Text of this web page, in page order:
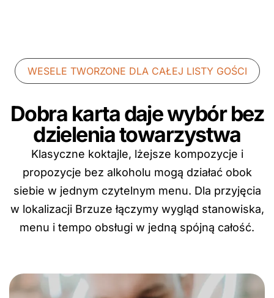
WESELE TWORZONE DLA CAŁEJ LISTY GOŚCI
Dobra karta daje wybór bez
dzielenia towarzystwa
Klasyczne koktajle, lżejsze kompozycje i
propozycje bez alkoholu mogą działać obok
siebie w jednym czytelnym menu. Dla przyjęcia
w lokalizacji Brzuze łączymy wygląd stanowiska,
menu i tempo obsługi w jedną spójną całość.